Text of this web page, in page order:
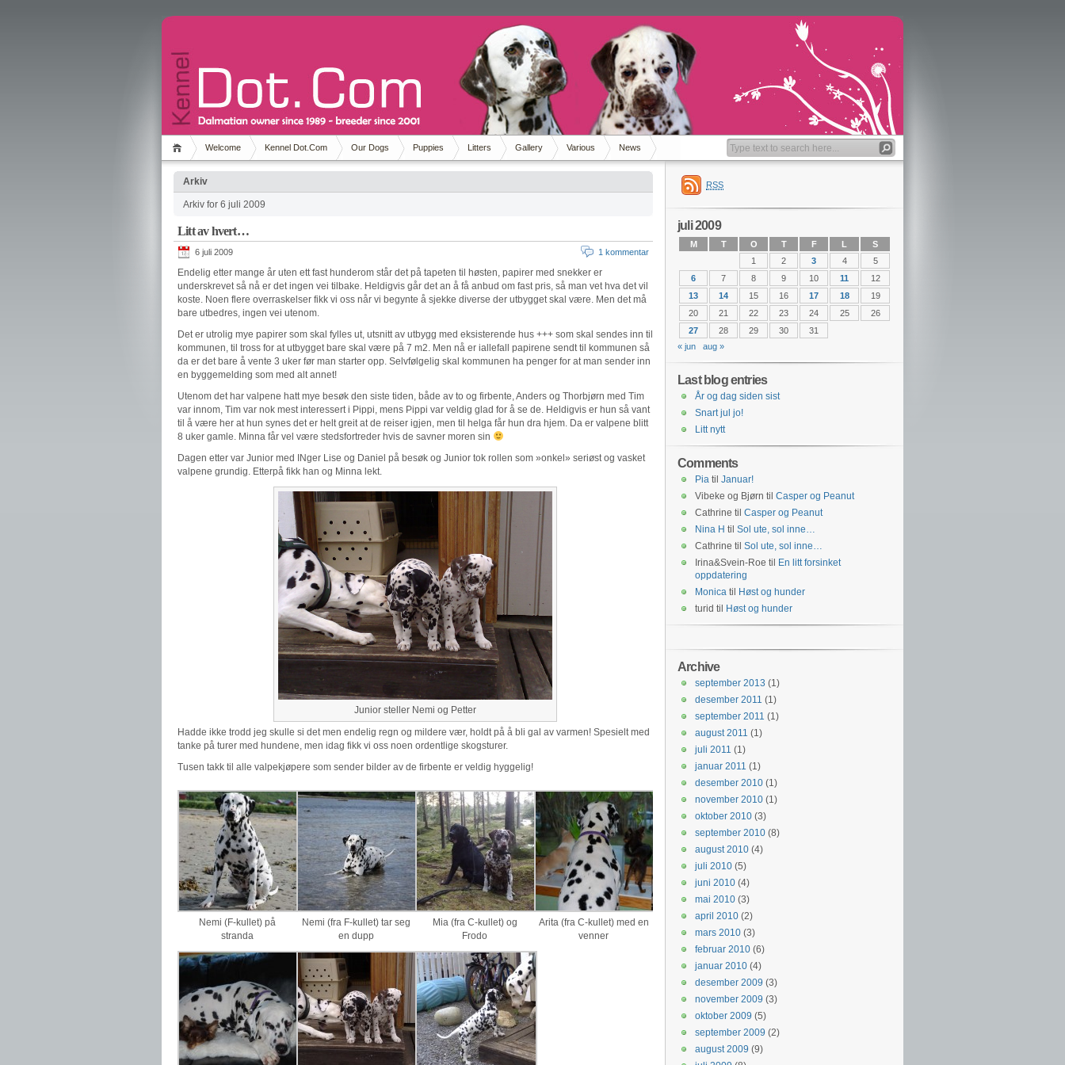
Welcome Kennel Dot.Com Our Dogs Puppies Litters Gallery Various News
Arkiv
Arkiv for 6 juli 2009
Litt av hvert…
6 juli 2009 1 kommentar
Endelig etter mange år uten ett fast hunderom står det på tapeten til høsten, papirer med snekker er
underskrevet så nå er det ingen vei tilbake. Heldigvis går det an å få anbud om fast pris, så man vet hva det vil
koste. Noen flere overraskelser fikk vi oss når vi begynte å sjekke diverse der utbygget skal være. Men det må
bare utbedres, ingen vei utenom.
Det er utrolig mye papirer som skal fylles ut, utsnitt av utbygg med eksisterende hus +++ som skal sendes inn til
kommunen, til tross for at utbygget bare skal være på 7 m2. Men nå er iallefall papirene sendt til kommunen så
da er det bare å vente 3 uker før man starter opp. Selvfølgelig skal kommunen ha penger for at man sender inn
en byggemelding som med alt annet!
Utenom det har valpene hatt mye besøk den siste tiden, både av to og firbente, Anders og Thorbjørn med Tim
var innom, Tim var nok mest interessert i Pippi, mens Pippi var veldig glad for å se de. Heldigvis er hun så vant
til å være her at hun synes det er helt greit at de reiser igjen, men til helga får hun dra hjem. Da er valpene blitt
8 uker gamle. Minna får vel være stedsfortreder hvis de savner moren sin
Dagen etter var Junior med INger Lise og Daniel på besøk og Junior tok rollen som »onkel» seriøst og vasket
valpene grundig. Etterpå fikk han og Minna lekt.
Junior steller Nemi og Petter
Hadde ikke trodd jeg skulle si det men endelig regn og mildere vær, holdt på å bli gal av varmen! Spesielt med
tanke på turer med hundene, men idag fikk vi oss noen ordentlige skogsturer.
Tusen takk til alle valpekjøpere som sender bilder av de firbente er veldig hyggelig!
Nemi (F-kullet) på
stranda
Nemi (fra F-kullet) tar seg
en dupp
Mia (fra C-kullet) og
Frodo
Arita (fra C-kullet) med en
venner
RSS
juli 2009
M T O T F L
S
1
2 3 4
5
6
7 8 9 10 11
12
13
14 15 16 17 18
19
20
21 22 23 24 25
26
27
28 29 30
31
« jun
aug »
Last blog entries
År og dag siden sist
Snart jul jo!
Litt nytt
Comments
Pia til Januar!
Vibeke og Bjørn til Casper og Peanut
Cathrine til Casper og Peanut
Nina H til Sol ute, sol inne…
Cathrine til Sol ute, sol inne…
Irina&Svein-Roe til
En litt forsinket
oppdatering
Monica til
Høst og hunder
turid til Høst og hunder
Archive
september 2013 (1)
desember 2011 (1)
september 2011 (1)
august 2011 (1)
juli 2011 (1)
januar 2011 (1)
desember 2010 (1)
november 2010 (1)
oktober 2010 (3)
september 2010 (8)
august 2010 (4)
juli 2010 (5)
juni 2010 (4)
mai 2010 (3)
april 2010 (2)
mars 2010 (3)
februar 2010 (6)
januar 2010 (4)
desember 2009 (3)
november 2009 (3)
oktober 2009 (5)
september 2009 (2)
august 2009 (9)